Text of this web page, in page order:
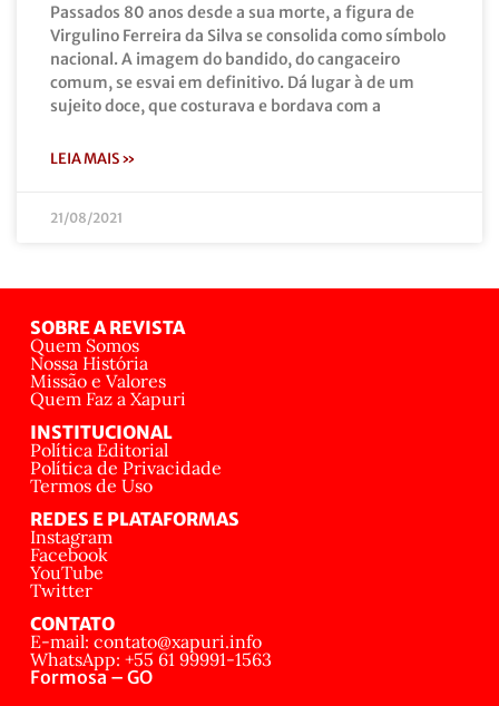
Passados 80 anos desde a sua morte, a figura de
Virgulino Ferreira da Silva se consolida como símbolo
nacional. A imagem do bandido, do cangaceiro
comum, se esvai em definitivo. Dá lugar à de um
sujeito doce, que costurava e bordava com a
LEIA MAIS »
21/08/2021
SOBRE A REVISTA
Quem Somos
Nossa História
Missão e Valores
Quem Faz a Xapuri
INSTITUCIONAL
Política Editorial
Política de Privacidade
Termos de Uso
REDES E PLATAFORMAS
Instagram
Facebook
YouTube
Twitter
CONTATO
E-mail: contato@xapuri.info
WhatsApp: +55 61 99991-1563
Formosa – GO